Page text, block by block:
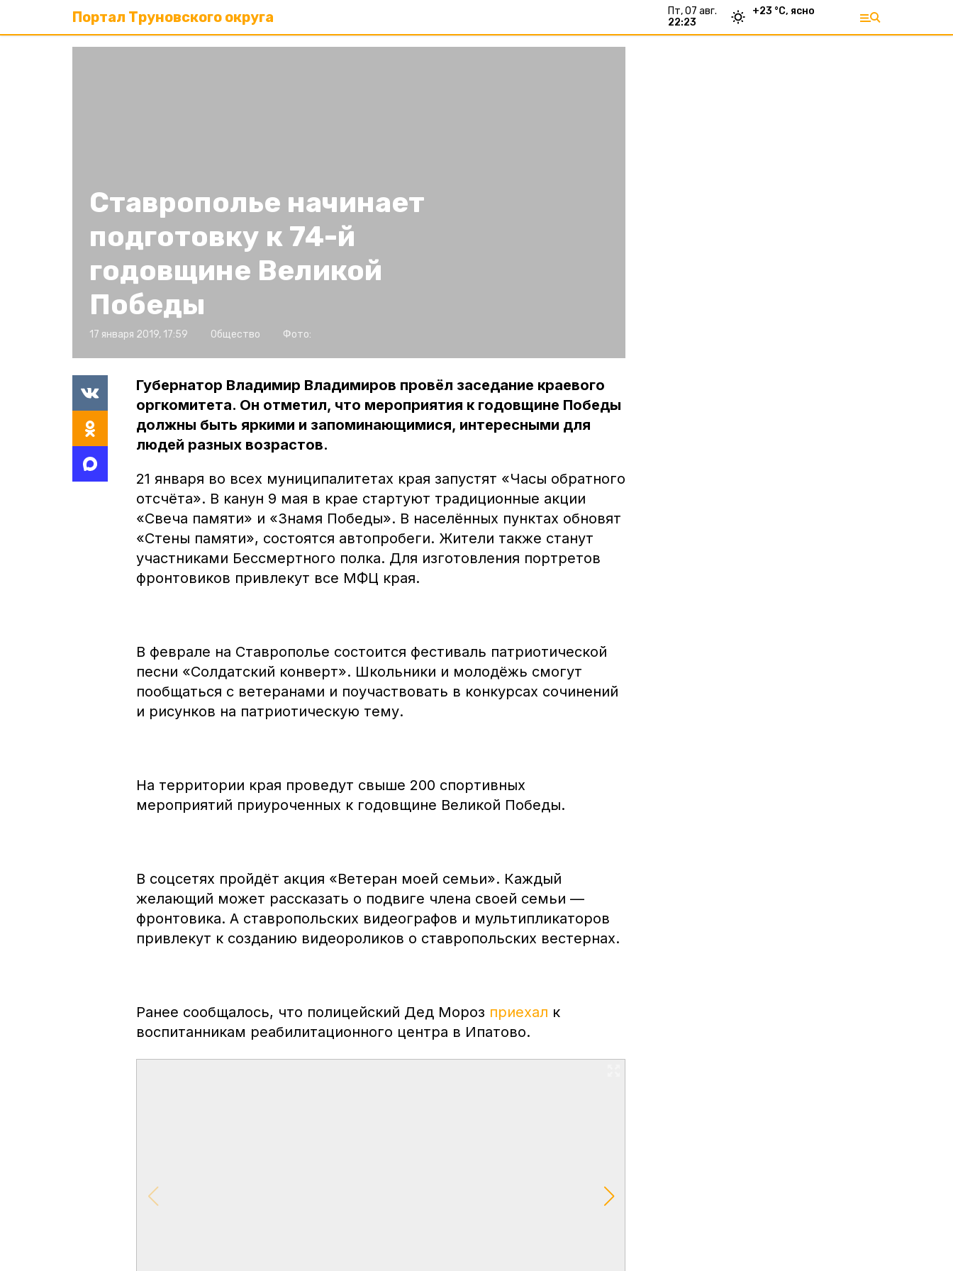
Портал Труновского округа
пт, 07 авг.
22:23
+23 °С, ясно
Ставрополье начинает
подготовку к 74-й
годовщине Великой
Победы
17 января 2019, 17:59 Общество Фото:
Губернатор Владимир Владимиров провёл заседание краевого
оргкомитета. Он отметил, что мероприятия к годовщине Победы
должны быть яркими и запоминающимися, интересными для
людей разных возрастов.
21 января во всех муниципалитетах края запустят «Часы обратного
отсчёта». В канун 9 мая в крае стартуют традиционные акции
«Свеча памяти» и «Знамя Победы». В населённых пунктах обновят
«Стены памяти», состоятся автопробеги. Жители также станут
участниками Бессмертного полка. Для изготовления портретов
фронтовиков привлекут все МФЦ края.
В феврале на Ставрополье состоится фестиваль патриотической
песни «Солдатский конверт». Школьники и молодёжь смогут
пообщаться с ветеранами и поучаствовать в конкурсах сочинений
и рисунков на патриотическую тему.
На территории края проведут свыше 200 спортивных
мероприятий приуроченных к годовщине Великой Победы.
В соцсетях пройдёт акция «Ветеран моей семьи». Каждый
желающий может рассказать о подвиге члена своей семьи —
фронтовика. А ставропольских видеографов и мультипликаторов
привлекут к созданию видеороликов о ставропольских вестернах.
Ранее сообщалось, что полицейский Дед Мороз приехал к
воспитанникам реабилитационного центра в Ипатово.